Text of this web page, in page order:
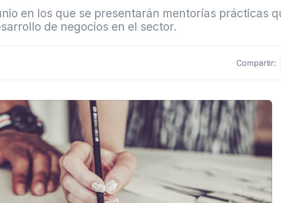
en los que se presentarán mentorías prácticas
de negocios en el sector.
Compartir: